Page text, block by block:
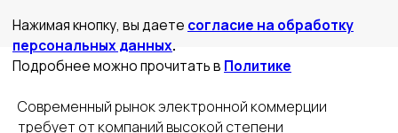
Современный рынок электронной коммерции
требует от компаний высокой степени